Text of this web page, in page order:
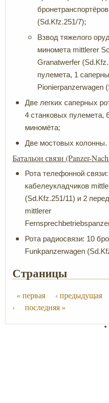
(Sd.Kfz.251/7);
Взвод тяжелого
миномета mittlerer
Granatwerfer
пулемета, 1
Pionierpanzerwagen
Две легких саперных
4 станковых пулемета,
миномёта;
Две мостовых колонны.
Батальон связи (Panzer-
Рота телефонной
кабелеукладчиков
(Sd.Kfz.251/11) и 2
mittlerer
Рота радиосвязи: 10
Funkpanzerwagen
Страницы
« первая ‹ предыдущая
›
последняя »